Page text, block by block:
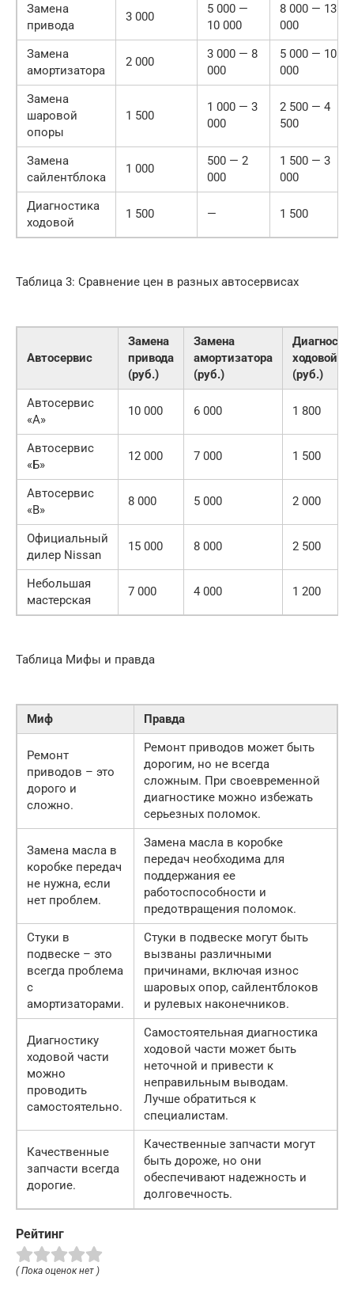
Замена
привода
3 000
5 000 —
10 000
8 000 — 13
000
Замена
амортизатора
2 000
3 000 — 8
000
5 000 — 10
000
Замена
шаровой
опоры
1 500
1 000 — 3
000
2 500 — 4
500
Замена
сайлентблока
1 000
500 — 2
000
1 500 — 3
000
Диагностика
ходовой
1 500 — 1 500
Таблица 3: Сравнение цен в разных автосервисах
Автосервис
Замена
привода
(руб.)
Замена
амортизатора
(руб.)
ходовой
(руб.)
Автосервис
«А»
10 000 6 000 1 800
Автосервис
«Б»
12 000 7 000 1 500
Автосервис
«В»
8 000 5 000 2 000
Официальный
дилер Nissan
15 000 8 000 2 500
Небольшая
мастерская
7 000 4 000 1 200
Таблица Мифы и правда
Миф Правда
Ремонт
приводов – это
дорого и
сложно.
Ремонт приводов может быть
дорогим, но не всегда
сложным. При своевременной
диагностике можно избежать
серьезных поломок.
Замена масла в
коробке передач
не нужна, если
нет проблем.
Замена масла в коробке
передач необходима для
поддержания ее
работоспособности и
предотвращения поломок.
Стуки в
подвеске – это
всегда проблема
с
амортизаторами.
Стуки в подвеске могут быть
вызваны различными
причинами, включая износ
шаровых опор, сайлентблоков
и рулевых наконечников.
Диагностику
ходовой части
можно
проводить
самостоятельно.
Самостоятельная диагностика
ходовой части может быть
неточной и привести к
неправильным выводам.
Лучше обратиться к
специалистам.
Качественные
запчасти всегда
дорогие.
Качественные запчасти могут
быть дороже, но они
обеспечивают надежность и
долговечность.
Рейтинг
( Пока оценок нет )